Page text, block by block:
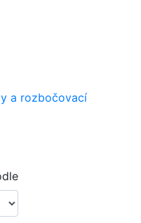
a rozbočovací